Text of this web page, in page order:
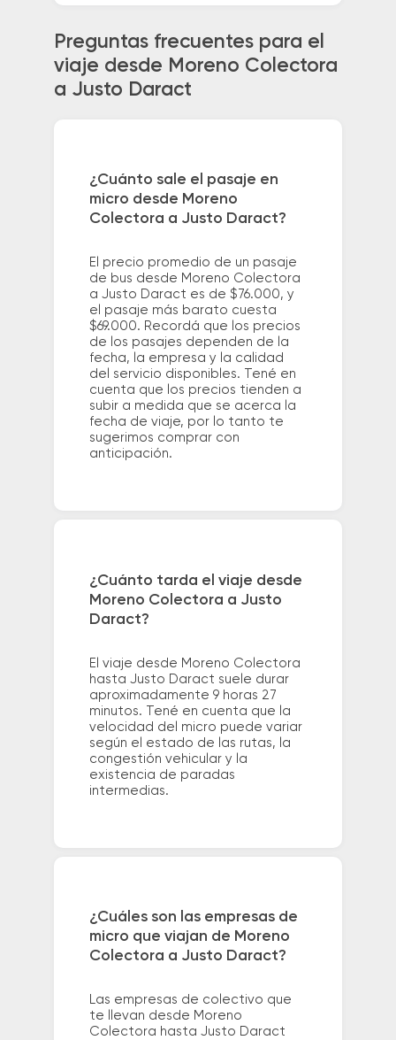
Preguntas frecuentes para el
viaje desde Moreno Colectora
a Justo Daract
¿Cuánto sale el pasaje en
micro desde Moreno
Colectora a Justo Daract?
El precio promedio de un pasaje
de bus desde Moreno Colectora
a Justo Daract es de $76.000, y
el pasaje más barato cuesta
$69.000. Recordá que los precios
de los pasajes dependen de la
fecha, la empresa y la calidad
del servicio disponibles. Tené en
cuenta que los precios tienden a
subir a medida que se acerca la
fecha de viaje, por lo tanto te
sugerimos comprar con
anticipación.
¿Cuánto tarda el viaje desde
Moreno Colectora a Justo
Daract?
El viaje desde Moreno Colectora
hasta Justo Daract suele durar
aproximadamente 9 horas 27
minutos. Tené en cuenta que la
velocidad del micro puede variar
según el estado de las rutas, la
congestión vehicular y la
existencia de paradas
intermedias.
¿Cuáles son las empresas de
micro que viajan de Moreno
Colectora a Justo Daract?
Las empresas de colectivo que
te llevan desde Moreno
Colectora hasta Justo Daract